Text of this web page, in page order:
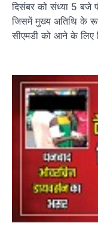
दिसंबर को संध्या 5 बजे
जिसमें मुख्य अतिथि के
सीएमडी को आने के लिए